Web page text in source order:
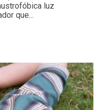
luz
que...